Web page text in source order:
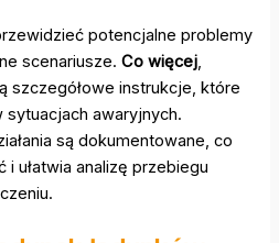
potencjalne problemy
scenariusze.Co więcej,
szczegółowe instrukcje, które
awaryjnych.
są dokumentowane, co
ułatwia analizę przebiegu